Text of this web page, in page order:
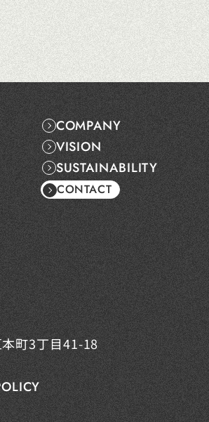
当社は、業務上取り扱うす
取扱規程等の整備および実
される正確性・最新性を確
個人情報の第三者への提供
当社は、以下の場合を除き
・あらかじめ、ご本人が同
・利用目的の達成に必要
・ご本人又は公共の利益の
・その他法令に根拠がある
個人情報の開示、訂正等、
当社は、ご本人の個人情報
いただいたうえで対応いた
COMPANY
VISION
SUSTAINABILITY
CONTACT
町3丁目41-18